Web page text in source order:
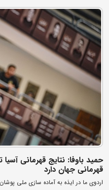
حمید باوفا: نتایج قهرمانی
قهرمانی جهان دارد
اردوی ما در ایذه به آماده سازی ملی